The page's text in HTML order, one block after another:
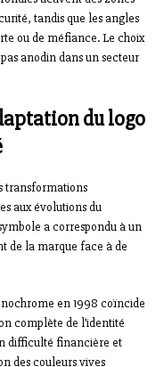
tandis que les angles
ou de méfiance. Le choix
anodin dans un secteur
du logo
transformations
aux évolutions du
a correspondu à un
de la marque face à de
en 1998 coïncide
complète de l’identité
difficulté financière et
des couleurs vives